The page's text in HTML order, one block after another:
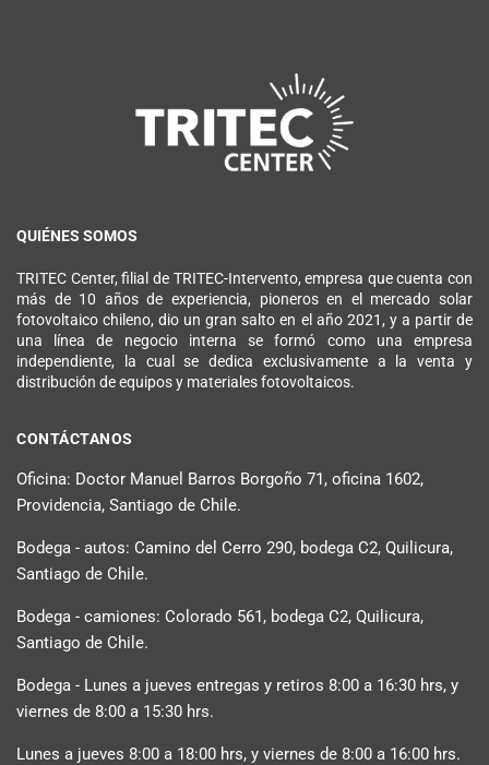
QUIÉNES SOMOS
TRITEC Center, filial de TRITEC-Intervento, empresa que cuenta con
más de 10 años de experiencia, pioneros en el mercado solar
fotovoltaico chileno, dio un gran salto en el año 2021, y a partir de
una línea de negocio interna se formó como una empresa
independiente, la cual se dedica exclusivamente a la venta y
distribución de equipos y materiales fotovoltaicos.
CONTÁCTANOS
Oficina: Doctor Manuel Barros Borgoño 71, oficina 1602,
Providencia, Santiago de Chile.
Bodega - autos: Camino del Cerro 290, bodega C2, Quilicura,
Santiago de Chile.
Bodega - camiones: Colorado 561, bodega C2, Quilicura,
Santiago de Chile.
Bodega - Lunes a jueves entregas y retiros 8:00 a 16:30 hrs, y
viernes de 8:00 a 15:30 hrs.
Lunes a jueves 8:00 a 18:00 hrs, y viernes de 8:00 a 16:00 hrs.